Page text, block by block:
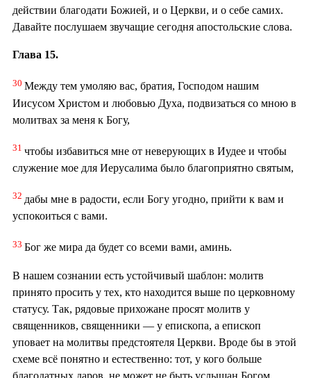
действии благодати Божией, и о Церкви, и о себе самих.
Давайте послушаем звучащие сегодня апостольские слова.
Глава 15.
30 Между тем умоляю вас, братия, Господом нашим
Иисусом Христом и любовью Духа, подвизаться со мною в
молитвах за меня к Богу,
31 чтобы избавиться мне от неверующих в Иудее и чтобы
служение мое для Иерусалима было благоприятно святым,
32 дабы мне в радости, если Богу угодно, прийти к вам и
успокоиться с вами.
33 Бог же мира да будет со всеми вами, аминь.
В нашем сознании есть устойчивый шаблон: молитв
принято просить у тех, кто находится выше по церковному
статусу. Так, рядовые прихожане просят молитв у
священников, священники — у епископа, а епископ
уповает на молитвы предстоятеля Церкви. Вроде бы в этой
схеме всё понятно и естественно: тот, у кого больше
благодатных даров, не может не быть услышан Богом.